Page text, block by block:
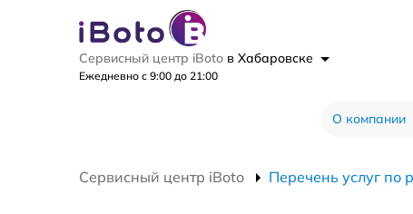
Сервисный центр iBoto в Хабаровске
Ежедневно с 9:00 до 21:00
О компании
Сервисный центр iBoto Перечень услуг по